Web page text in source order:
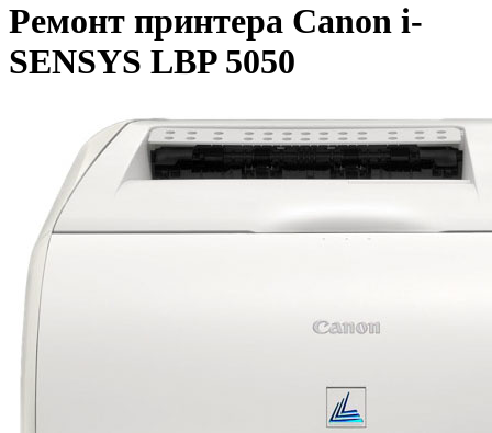
Ремонт принтера Canon i-
SENSYS LBP 5050